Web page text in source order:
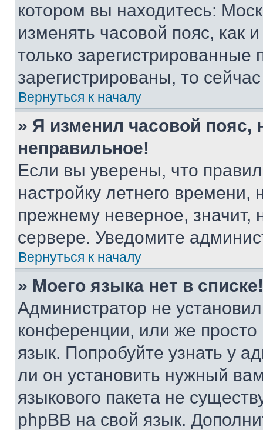
котором вы находитесь:
изменять часовой пояс, как
только
зарегистрированы, то
Вернуться к началу
» Я изменил часовой пояс,
неправильное!
Если вы уверены, что
настройку летнего
прежнему неверное, значит,
сервере. Уведомите
Вернуться к началу
» Моего языка нет в списке!
Администратор не
конференции, или же
язык. Попробуйте узнать у
ли он установить нужный
языкового пакета не
phpBB на свой язык.